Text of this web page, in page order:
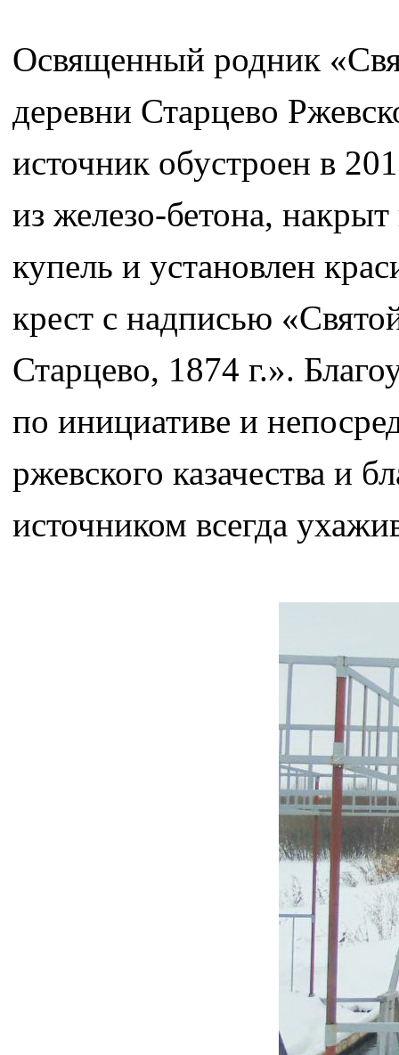
Освященный родник
деревни Старцево
источник обустроен в
из железо-бетона,
купель и установлен
крест с надписью
Старцево, 1874 г.».
по инициативе и
ржевского казачества и
источником всегда